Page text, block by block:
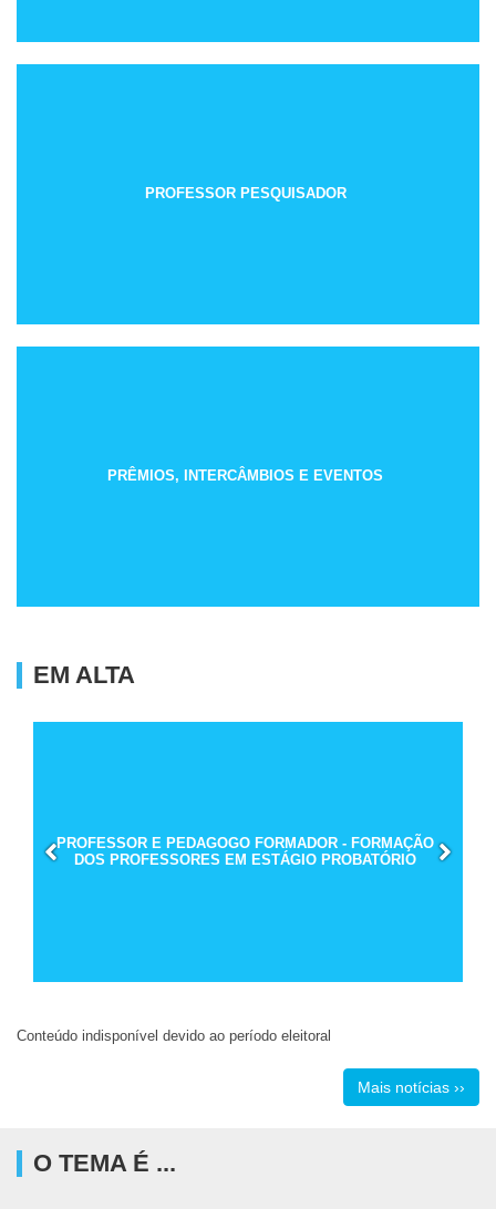
PROFESSOR PESQUISADOR
PRÊMIOS, INTERCÂMBIOS E EVENTOS
EM ALTA
PROFESSOR E PEDAGOGO FORMADOR - FORMAÇÃO
DOS PROFESSORES EM ESTÁGIO PROBATÓRIO
Conteúdo indisponível devido ao período eleitoral
Mais notícias ››
O TEMA É ...